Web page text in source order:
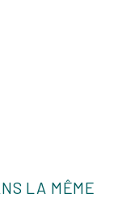
LA MÊME